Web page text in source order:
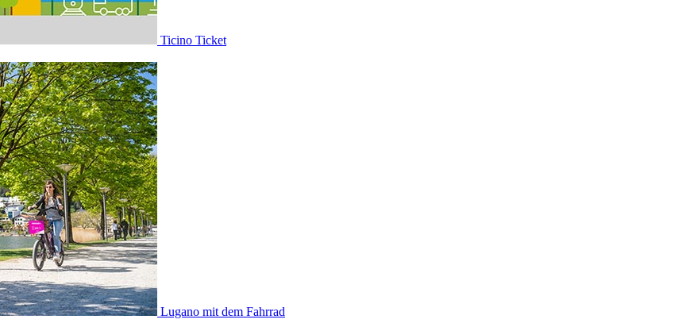
Ticino Ticket
Lugano mit dem Fahrrad